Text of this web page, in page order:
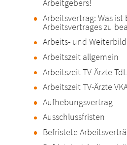
Arbeitgebers!
Arbeitsvertrag: Was ist
Arbeitsvertrages zu
Arbeits- und
Arbeitszeit allgemein
Arbeitszeit TV-Ärzte TdL
Arbeitszeit TV-Ärzte
Aufhebungsvertrag
Ausschlussfristen
Befristete